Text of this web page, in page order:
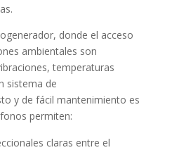
donde el acceso
ambientales son
temperaturas
sistema de
y de fácil mantenimiento es
permiten:
claras entre el